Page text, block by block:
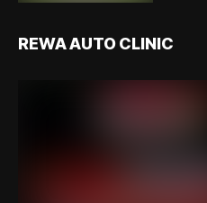
REWA AUTO CLINIC